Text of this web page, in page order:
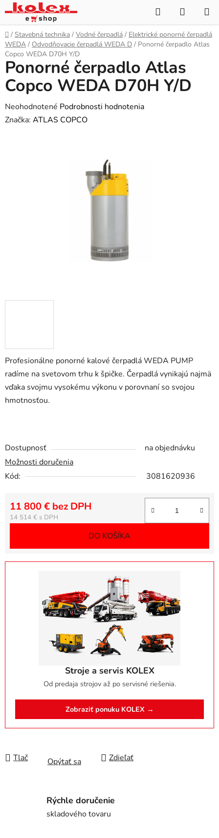
Prejsť
na
obsah
Hľadať
KOŠÍK
Domov
/ Stavebná technika / Vodné čerpadlá / Elektrické ponorné čerpadlá
WEDA / Odvodňovacie čerpadlá WEDA D / Ponorné čerpadlo Atlas
Copco WEDA D70H Y/D
Profesionálne ponorné kalové čerpadlá WEDA PUMP
radíme na svetovom trhu k špičke. Čerpadlá vynikajú najmä
vďaka svojmu vysokému výkonu v porovnaní so svojou
hmotnosťou.
Dostupnosť
na objednávku
Možnosti doručenia
Kód:
3081620936
14 514 €
11 800 € bez DPH
DO KOŠÍKA
Stroje a servis KOLEX
Od predaja strojov až po servisné riešenia.
Zobraziť ponuku KOLEX →
Tlač Opýtať sa Zdieľať
Ponorné čerpadlo Atlas
Copco WEDA D70H Y/D
Priemerné
hodnotenie
Neohodnotené Podrobnosti hodnotenia
Značka: ATLAS COPCO
Rýchle doručenie
skladového tovaru